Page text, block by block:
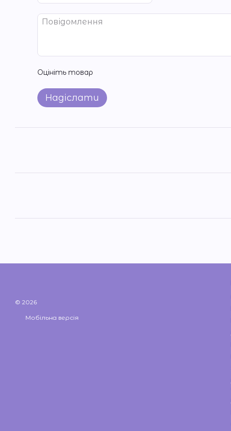
Оцініть товар
Надіслати
© 2026
Мобільна версія